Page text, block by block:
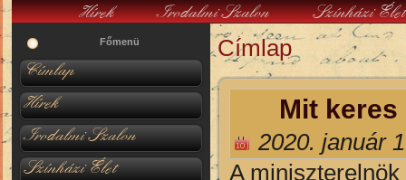
Hírek Irodalmi Szalon Színházi
Főmenü
Címlap
Hírek
Irodalmi Szalon
Színházi Élet
Jelenlegi hely
Címlap
Mit
2020. január
A